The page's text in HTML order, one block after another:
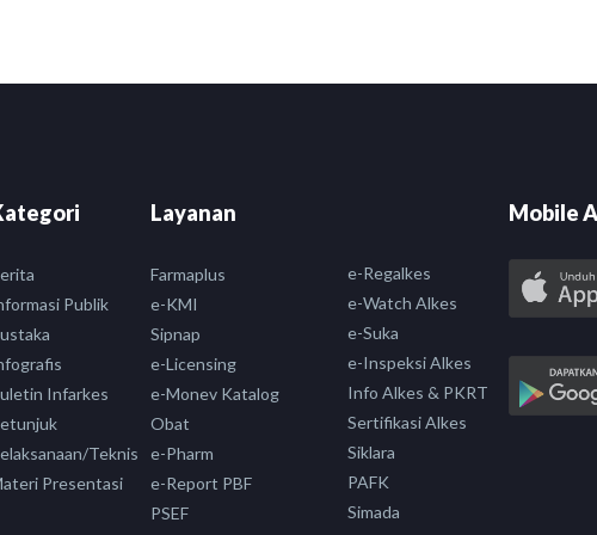
Publik
Infarkes
Teknis
Presentasi
Layanan
Farmaplus
e-KMI
Sipnap
e-Licensing
e-Monev Katalog
Obat
e-Pharm
e-Report PBF
PSEF
e-Regalkes
e-Watch Alkes
e-Suka
e-Inspeksi Alkes
Info Alkes & PKRT
Sertifikasi Alkes
Siklara
PAFK
Simada
Mobile